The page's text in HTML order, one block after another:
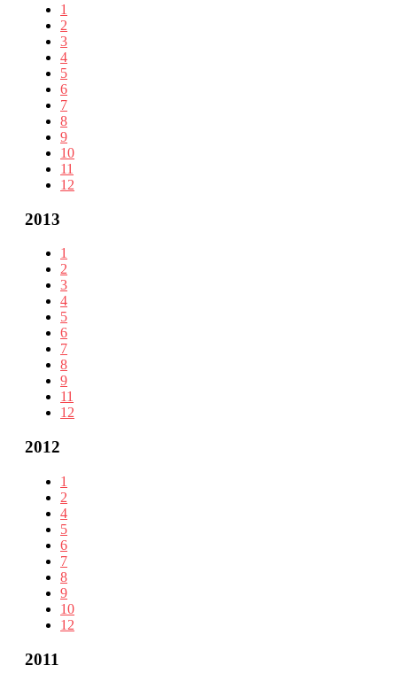
1
2
3
4
5
6
7
8
9
10
11
12
2013
1
2
3
4
5
6
7
8
9
11
12
2012
1
2
4
5
6
7
8
9
10
12
2011